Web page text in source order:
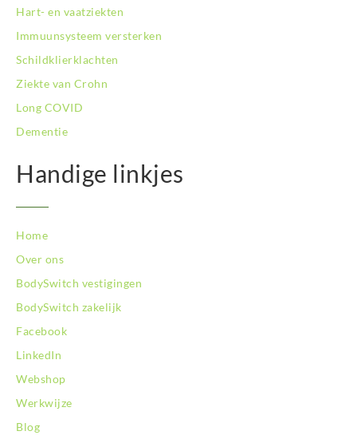
BodySwitch Tiel
BodySwitch Tilburg
BodySwitch Utrecht
BodySwitch Veluwe
BodySwitch Vlaardingen
BodySwitch Wageningen
BodySwitch Zaandam
BodySwitch Zeist
BodySwitch Zoetermeer
BodySwitch Zwolle
Hart- en vaatziekten
Immuunsysteem versterken
Schildklierklachten
Ziekte van Crohn
Long COVID
Dementie
Handige linkjes
Home
Over ons
BodySwitch vestigingen
BodySwitch zakelijk
Facebook
LinkedIn
Webshop
Werkwijze
Blog